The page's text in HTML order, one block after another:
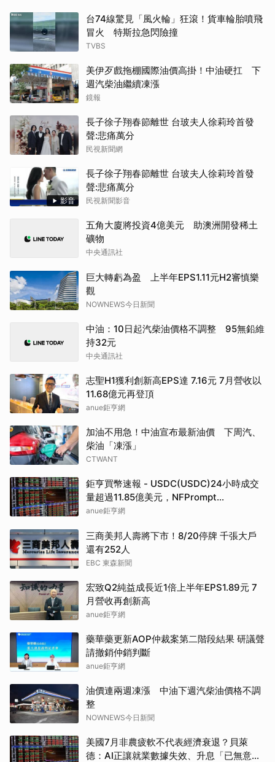
台74線驚見「風火輪」狂滾！貨車輪胎噴飛
冒火 特斯拉急閃險撞
TVBS
美伊歹戲拖棚國際油價高掛！中油硬扛 下
週汽柴油繼續凍漲
鏡報
長子徐子翔春節離世 台玻夫人徐莉玲首發
聲:悲痛萬分
民視新聞網
影音
長子徐子翔春節離世 台玻夫人徐莉玲首發
聲:悲痛萬分
民視新聞影音
五角大廈將投資4億美元 助澳洲開發稀土
礦物
中央通訊社
巨大轉虧為盈 上半年EPS1.11元H2審慎樂
觀
NOWNEWS今日新聞
中油：10日起汽柴油價格不調整 95無鉛維
持32元
中央通訊社
志聖H1獲利創新高EPS達 7.16元 7月營收以
11.68億元再登頂
anue鉅亨網
加油不用急！中油宣布最新油價 下周汽、
柴油「凍漲」
CTWANT
鉅亨買幣速報 - USDC(USDC)24小時成交
量超過11.85億美元，NFPrompt
Token(NFP)24小時漲幅達66.2%
anue鉅亨網
三商美邦人壽將下市！8/20停牌 千張大戶
還有252人
EBC 東森新聞
宏致Q2純益成長近1倍上半年EPS1.89元 7
月營收再創新高
anue鉅亨網
藥華藥更新AOP仲裁案第二階段結果 研議聲
請撤銷仲銷判斷
anue鉅亨網
油價連兩週凍漲 中油下週汽柴油價格不調
整
NOWNEWS今日新聞
美國7月非農疲軟不代表經濟衰退？貝萊
德：AI正讓就業數據失效、升息「已無意